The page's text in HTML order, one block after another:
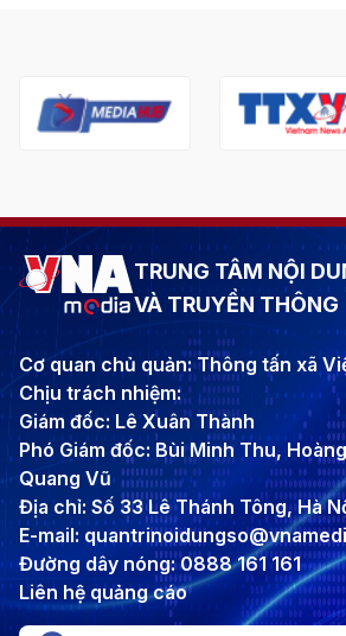
TRUNG TÂM NỘI
VÀ TRUYỀN THÔNG
Cơ quan chủ quản: Thông tấn xã
Chịu trách nhiệm:
Giám đốc: Lê Xuân Thành
Phó Giám đốc: Bùi Minh Thu,
Quang Vũ
Địa chỉ: Số 33 Lê Thánh Tông, Hà
E-mail:
Đường dây nóng: 0888 161 161
Liên hệ quảng cáo